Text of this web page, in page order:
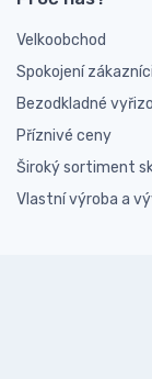
Velkoobchod
Spokojení zákazníci
Bezodkladné
Příznivé ceny
Široký sortiment
Vlastní výroba a